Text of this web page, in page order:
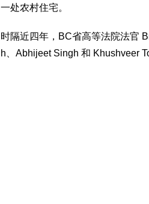
一处农村住宅。
时隔近四年，BC省高等法院法官
h、Abhijeet Singh 和 Khushveer